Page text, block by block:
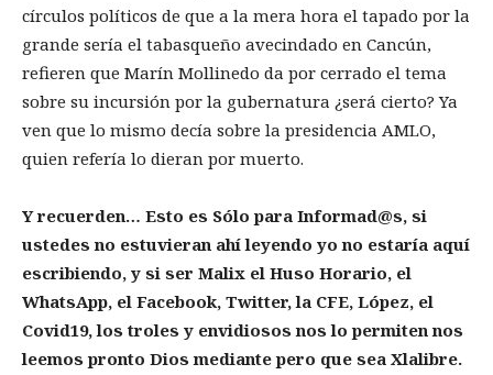
círculos políticos de que a la mera hora el tapado por la
grande sería el tabasqueño avecindado en Cancún,
refieren que Marín Mollinedo da por cerrado el tema
sobre su incursión por la gubernatura ¿será cierto? Ya
ven que lo mismo decía sobre la presidencia AMLO,
quien refería lo dieran por muerto.
Y recuerden… Esto es Sólo para Informad@s, si
ustedes no estuvieran ahí leyendo yo no estaría aquí
escribiendo, y si ser Malix el Huso Horario, el
WhatsApp, el Facebook, Twitter, la CFE, López, el
Covid19, los troles y envidiosos nos lo permiten nos
leemos pronto Dios mediante pero que sea Xlalibre.